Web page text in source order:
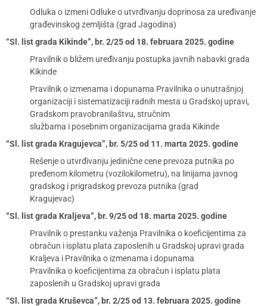
Odluka o izmeni Odluke o utvrđivanju doprinosa za uređivanje
građevinskog zemljišta (grad Jagodina)
“Sl. list grada Kikinde”, br. 2/25 od 18. februara 2025. godine
Pravilnik o bližem uređivanju postupka javnih nabavki grada
Kikinde
Pravilnik o izmenama i dopunama Pravilnika o unutrašnjoj
organizaciji i sistematizaciji radnih mesta u Gradskoj upravi,
Gradskom pravobranilaštvu, stručnim
službama i posebnim organizacijama grada Kikinde
“Sl. list grada Kragujevca”, br. 5/25 od 11. marta 2025. godine
Rešenje o utvrđivanju jedinične cene prevoza putnika po
pređenom kilometru (vozilokilometru), na linijama javnog
gradskog i prigradskog prevoza putnika (grad
Kragujevac)
“Sl. list grada Kraljeva”, br. 9/25 od 18. marta 2025. godine
Pravilnik o prestanku važenja Pravilnika o koeficijentima za
obračun i isplatu plata zaposlenih u Gradskoj upravi grada
Kraljeva i Pravilnika o izmenama i dopunama
Pravilnika o koeficijentima za obračun i isplatu plata
zaposlenih u Gradskoj upravi grada
“Sl. list grada Kruševca”, br. 2/25 od 13. februara 2025. godine